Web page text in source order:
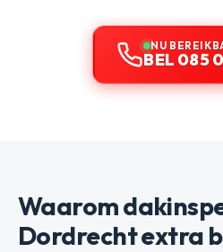
NU
BEL 085
Waarom
Dordrecht extra